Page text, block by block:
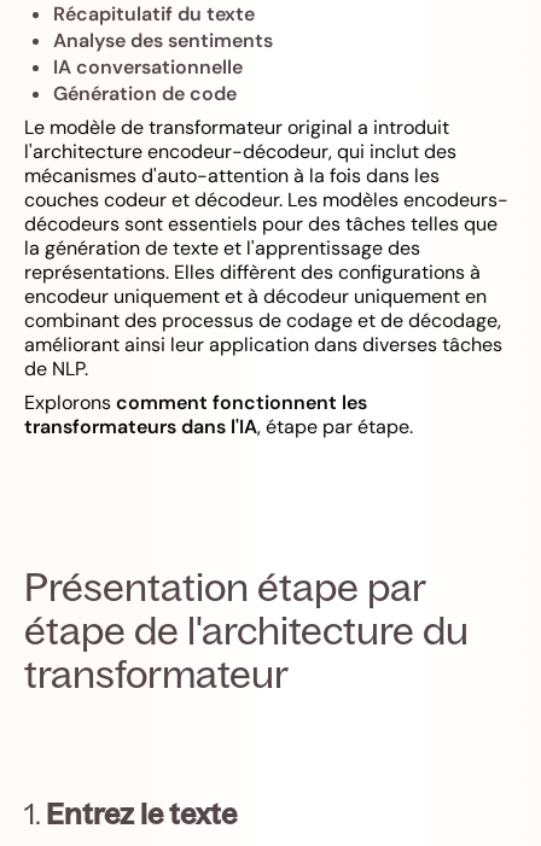
Récapitulatif du texte
Analyse des sentiments
IA conversationnelle
Génération de code
Le modèle de transformateur original a introduit
l'architecture encodeur-décodeur, qui inclut des
mécanismes d'auto-attention à la fois dans les
couches codeur et décodeur. Les modèles encodeurs-
décodeurs sont essentiels pour des tâches telles que
la génération de texte et l'apprentissage des
représentations. Elles diffèrent des configurations à
encodeur uniquement et à décodeur uniquement en
combinant des processus de codage et de décodage,
améliorant ainsi leur application dans diverses tâches
de NLP.
Exploronscomment fonctionnent les
transformateurs dans l'IA, étape par étape.
Présentation étape par
étape de l'architecture du
transformateur
1. Entrez le texte